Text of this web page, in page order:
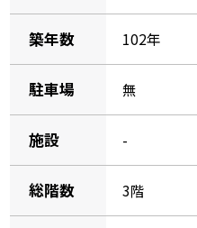
築年数 102年
駐車場 無
施設 -
総階数 3階